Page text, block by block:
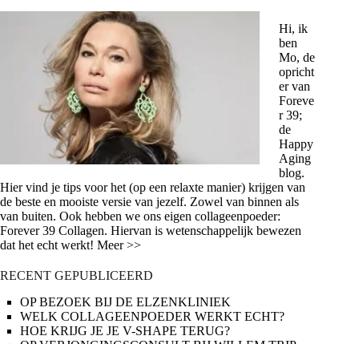
Hi, ik
ben
Mo, de
opricht
er van
Foreve
r 39;
de
Happy
Aging
blog.
Hier vind je tips voor het (op een relaxte manier) krijgen van
de beste en mooiste versie van jezelf. Zowel van binnen als
van buiten. Ook hebben we ons eigen collageenpoeder:
Forever 39 Collagen. Hiervan is wetenschappelijk bewezen
dat het echt werkt! Meer >>
RECENT GEPUBLICEERD
OP BEZOEK BIJ DE ELZENKLINIEK
WELK COLLAGEENPOEDER WERKT ECHT?
HOE KRIJG JE JE V-SHAPE TERUG?